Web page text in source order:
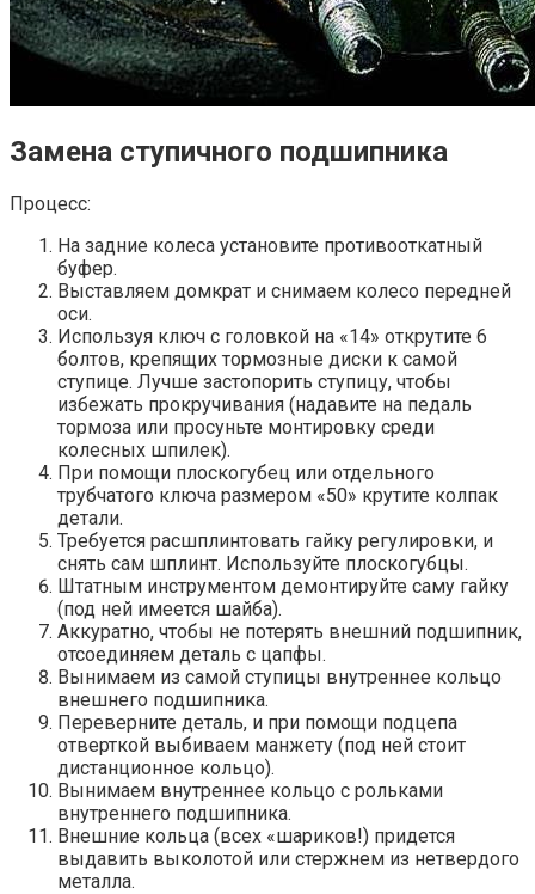
Замена ступичного подшипника
Процесс:
На задние колеса установите противооткатный
буфер.
Выставляем домкрат и снимаем колесо передней
оси.
Используя ключ с головкой на «14» открутите 6
болтов, крепящих тормозные диски к самой
ступице. Лучше застопорить ступицу, чтобы
избежать прокручивания (надавите на педаль
тормоза или просуньте монтировку среди
колесных шпилек).
При помощи плоскогубец или отдельного
трубчатого ключа размером «50» крутите колпак
детали.
Требуется расшплинтовать гайку регулировки, и
снять сам шплинт. Используйте плоскогубцы.
Штатным инструментом демонтируйте саму гайку
(под ней имеется шайба).
Аккуратно, чтобы не потерять внешний подшипник,
отсоединяем деталь с цапфы.
Вынимаем из самой ступицы внутреннее кольцо
внешнего подшипника.
Переверните деталь, и при помощи подцепа
отверткой выбиваем манжету (под ней стоит
дистанционное кольцо).
Вынимаем внутреннее кольцо с рольками
внутреннего подшипника.
Внешние кольца (всех «шариков!) придется
выдавить выколотой или стержнем из нетвердого
металла.